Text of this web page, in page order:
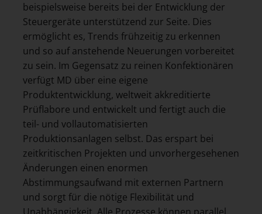
beispielsweise bereits bei der Entwicklung der
Steuergeräte unterstützend zur Seite. Dies
ermöglicht es, Trends frühzeitig zu erkennen
und so auf anstehende Neuerungen vorbereitet
zu sein. Im Gegensatz zu reinen Konfektionären
verfügt MD über eine eigene
Produktentwicklung, weltweit akkreditierte
Prüflabore und entwickelt und fertigt auch die
teil- und vollautomatisierten
Produktionsanlagen selbst. Das erspart bei
zeitkritischen Projekten und unvorhergesehenen
Änderungen einen enormen
Abstimmungsaufwand mit externen Partnern
und sorgt für die nötige Flexibilität und